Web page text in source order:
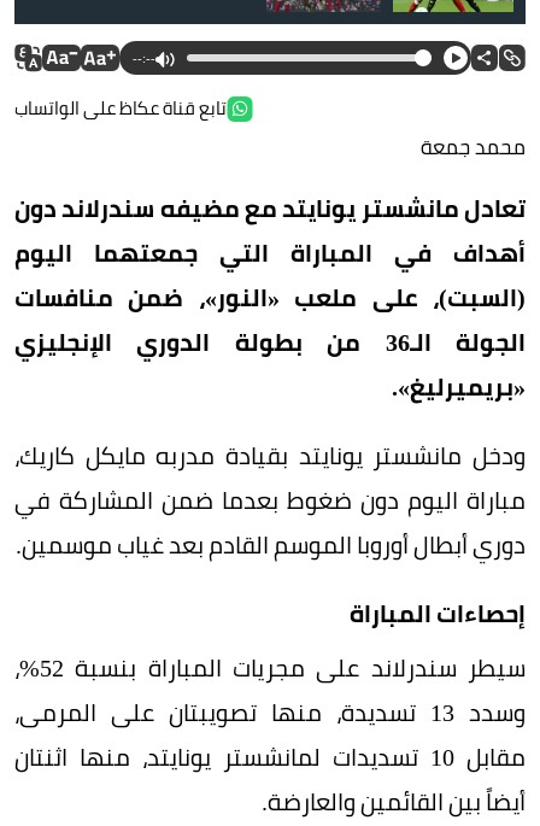
--:--
تابع قناة عكاظ على الواتساب
محمد جمعة
تعادل مانشستر يونايتد مع مضيفه سندرلاند دون
أهداف في المباراة التي جمعتهما اليوم
(السبت)، على ملعب «النور»، ضمن منافسات
الجولة الـ36 من بطولة الدوري الإنجليزي
«بريميرليغ».
ودخل مانشستر يونايتد بقيادة مدربه مايكل كاريك،
مباراة اليوم دون ضغوط بعدما ضمن المشاركة في
دوري أبطال أوروبا الموسم القادم بعد غياب موسمين.
إحصاءات المباراة
سيطر سندرلاند على مجريات المباراة بنسبة 52%،
وسدد 13 تسديدة، منها تصويبتان على المرمى،
مقابل 10 تسديدات لمانشستر يونايتد، منها اثنتان
أيضاً بين القائمين والعارضة.